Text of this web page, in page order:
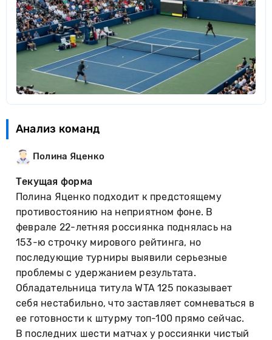
Анализ команд
Полина Яценко
Текущая форма
Полина Яценко подходит к предстоящему
противостоянию на неприятном фоне. В
феврале 22-летняя россиянка поднялась на
153-ю строчку мирового рейтинга, но
последующие турниры выявили серьезные
проблемы с удержанием результата.
Обладательница титула WTA 125 показывает
себя нестабильно, что заставляет сомневаться в
ее готовности к штурму топ-100 прямо сейчас.
В последних шести матчах у россиянки чистый